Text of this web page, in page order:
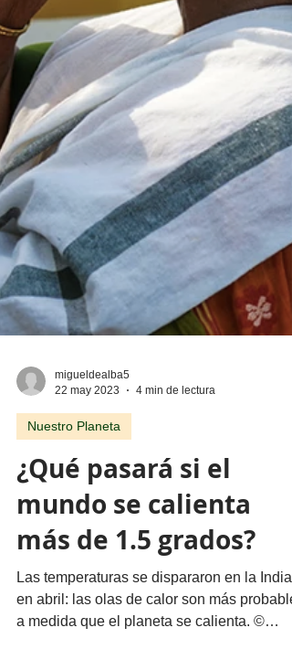
migueldealba5
22 may 2023
4 min de lectura
Nuestro Planeta
¿Qué pasará si el
mundo se calienta
más de 1.5 grados?